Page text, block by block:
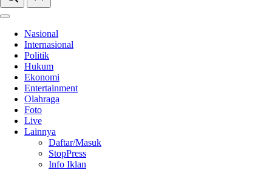
Nasional
Internasional
Politik
Hukum
Ekonomi
Entertainment
Olahraga
Foto
Live
Lainnya
Daftar/Masuk
StopPress
Info Iklan